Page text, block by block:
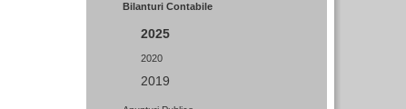
Bilanturi Contabile
2025
2020
2019